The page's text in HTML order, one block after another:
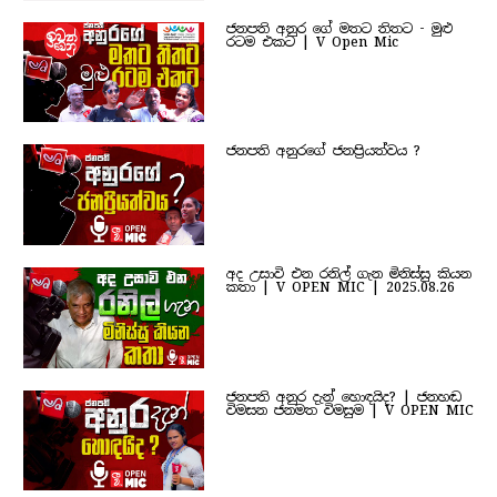
ජනපති අනුර ගේ මතට තිතට - මුළු
රටම එකට | V Open Mic
ජනපති අනුරගේ ජනප්‍රියත්වය ?
අද උසාවි එන රනිල් ගැන මිනිස්සු කියන
කතා | V OPEN MIC | 2025.08.26
ජනපති අනුර දැන් හොඳයිද? | ජනහඬ
විමසන ජනමත විමසුම | V OPEN MIC